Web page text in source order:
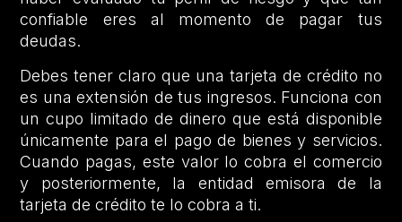
confiable eres al momento de pagar tus
deudas.
Debes tener claro que una tarjeta de crédito no
es una extensión de tus ingresos. Funciona con
un cupo limitado de dinero que está disponible
únicamente para el pago de bienes y servicios.
Cuando pagas, este valor lo cobra el comercio
y posteriormente, la entidad emisora de la
tarjeta de crédito te lo cobra a ti.